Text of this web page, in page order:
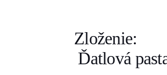
Zloženie:
Ďatlová